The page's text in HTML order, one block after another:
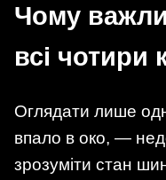
Чому
всі чотири
Оглядати лише
впало в око, —
зрозуміти стан